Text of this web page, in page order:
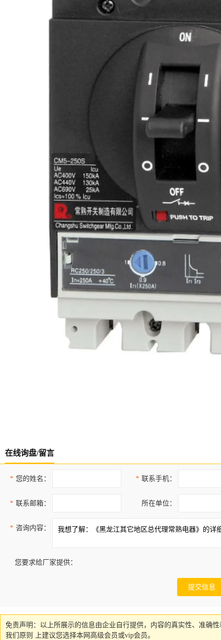
在线询盘/留言
* 您的姓名： * 联系手机：
* 联系邮箱： 所在单位：
* 咨询内容：
您要求给厂家提供：
免责声明：以上所展示的信息由企业自行提供，内容的真实性、准确
我们原则 上建议您选择本网高级会员或vip会员。